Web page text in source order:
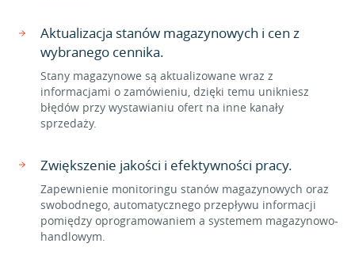
Aktualizacja stanów magazynowych i cen z
wybranego cennika.
Stany magazynowe są aktualizowane wraz z
informacjami o zamówieniu, dzięki temu unikniesz
błędów przy wystawianiu ofert na inne kanały
sprzedaży.
Zwiększenie jakości i efektywności pracy.
Zapewnienie monitoringu stanów magazynowych oraz
swobodnego, automatycznego przepływu informacji
pomiędzy oprogramowaniem a systemem magazynowo-
handlowym.